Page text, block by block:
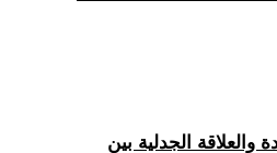
والعلاقة الجدلية بين